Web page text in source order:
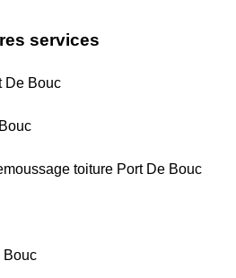
services
De Bouc
toiture Port De Bouc
Bouc